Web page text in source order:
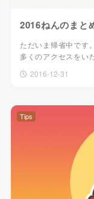
2016ねんのまと
ただいま帰省中です
多くのアクセスをい
2016-12-31
Tips